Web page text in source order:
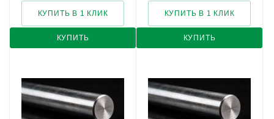
КУПИТЬ
КУПИТЬ В 1 КЛИК
КУПИТЬ
КУПИТЬ В 1 КЛИК